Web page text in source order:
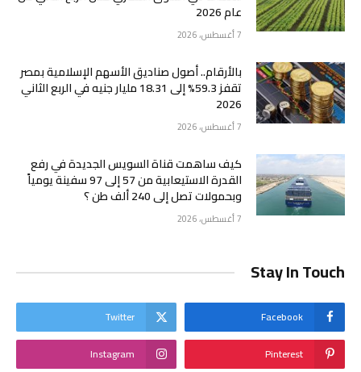
عام 2026
7 أغسطس، 2026
بالأرقام.. أصول صناديق الأسهم الإسلامية بمصر
تقفز 59.3% إلى 18.31 مليار جنيه في الربع الثاني
2026
7 أغسطس، 2026
كيف ساهمت قناة السويس الجديدة في رفع
القدرة الاستيعابية من 57 إلى 97 سفينة يومياً
وبحمولات تصل إلى 240 ألف طن ؟
7 أغسطس، 2026
Stay In Touch
Facebook
Twitter
Pinterest
Instagram